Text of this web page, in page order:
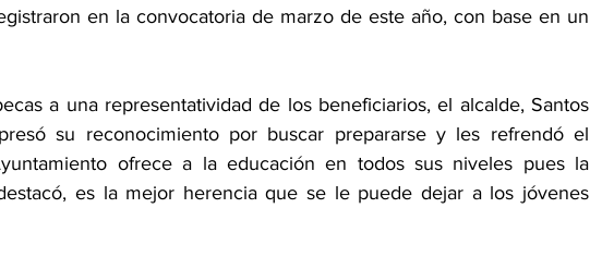
en la convocatoria de marzo de este año, con base en un
a una representatividad de los beneficiarios, el alcalde, Santos
su reconocimiento por buscar prepararse y les refrendó el
ofrece a la educación en todos sus niveles pues la
es la mejor herencia que se le puede dejar a los jóvenes